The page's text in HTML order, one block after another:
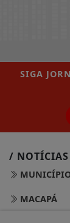
SIGA
/ NOTÍCIAS
MACAPÁ